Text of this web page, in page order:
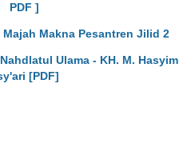
PDF ]
Makna Pesantren Jilid 2
Ulama - KH. M. Hasyim
[PDF]